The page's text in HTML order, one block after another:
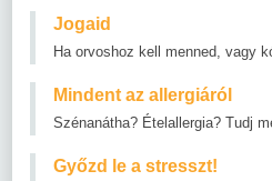
Jogaid
Ha orvoshoz kell menned, vagy
Mindent az allergiáról
Szénanátha? Ételallergia? Tudj
Győzd le a stresszt!